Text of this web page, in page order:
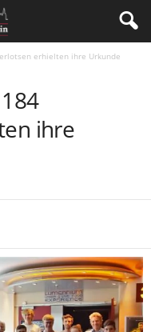
erhielten ihre Urkunde
ihre